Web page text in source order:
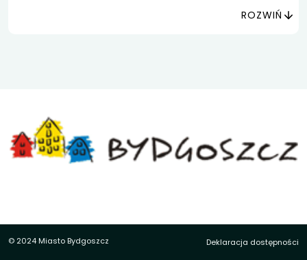
ROZWIŃ
© 2024 Miasto Bydgoszcz Deklaracja dostępności